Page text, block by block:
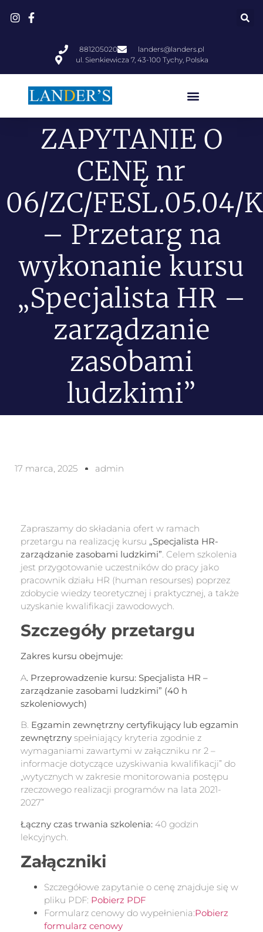
881205020
landers@landers.pl
ul. Sienkiewicza 7, 43-100 Tychy, Polska
ZAPYTANIE O
CENĘ nr
06/ZC/FESL.05.04/
– Przetarg na
wykonanie kursu
„Specjalista HR –
zarządzanie
zasobami
ludzkimi”
17 marca, 2025 admin
Zapraszamy do składania ofert w ramach
przetargu na realizację kursu „Specjalista HR-
zarządzanie zasobami ludzkimi”. Celem szkolenia
jest przygotowanie uczestników do pracy jako
pracownik działu HR (human resourses) poprzez
zdobycie wiedzy teoretycznej i praktycznej, a także
uzyskanie kwalifikacji zawodowych.
Szczegóły przetargu
Zakres kursu obejmuje:
A. Przeprowadzenie kursu: Specjalista HR –
zarządzanie zasobami ludzkimi” (40 h
szkoleniowych)
B. Egzamin zewnętrzny certyfikujący lub egzamin
zewnętrzny spełniający kryteria zgodnie z
wymaganiami zawartymi w załączniku nr 2 –
informacje dotyczące uzyskiwania kwalifikacji” do
„wytycznych w zakresie monitorowania postępu
rzeczowego realizacji programów na lata 2021-
2027”
Łączny czas trwania szkolenia: 40 godzin
lekcyjnych.
Załączniki
Szczegółowe zapytanie o cenę znajduje się w
pliku PDF: Pobierz PDF
Formularz cenowy do wypełnienia:Pobierz
formularz cenowy